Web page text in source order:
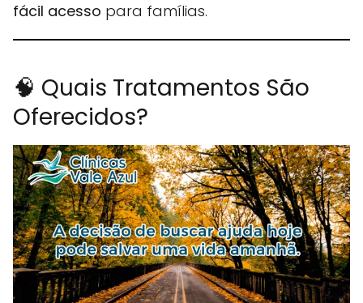
fácil acesso para famílias.
🧠 Quais Tratamentos São
Oferecidos?